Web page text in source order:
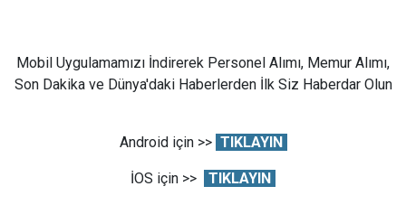
Mobil Uygulamamızı İndirerek Personel Alımı, Memur Alımı,
Son Dakika ve Dünya'daki Haberlerden İlk Siz Haberdar Olun
Android için >> TIKLAYIN
İOS için >> TIKLAYIN